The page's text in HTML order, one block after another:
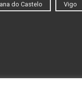
do Castelo Vigo